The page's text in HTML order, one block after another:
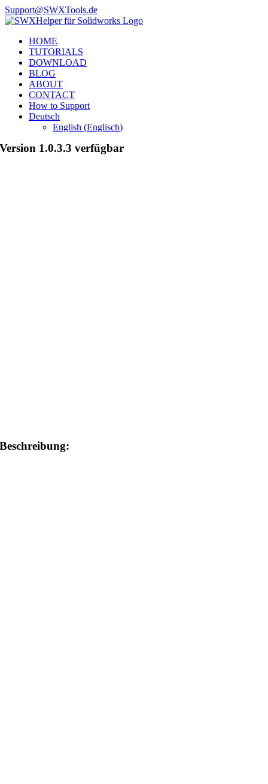
Zum
Inhalt
Support@SWXTools.de
Facebook
YouTube
X
HOME
TUTORIALS
DOWNLOAD
BLOG
ABOUT
CONTACT
How to Support
Deutsch
English (Englisch)
Version 1.0.3.3 verfügbar
Beschreibung: